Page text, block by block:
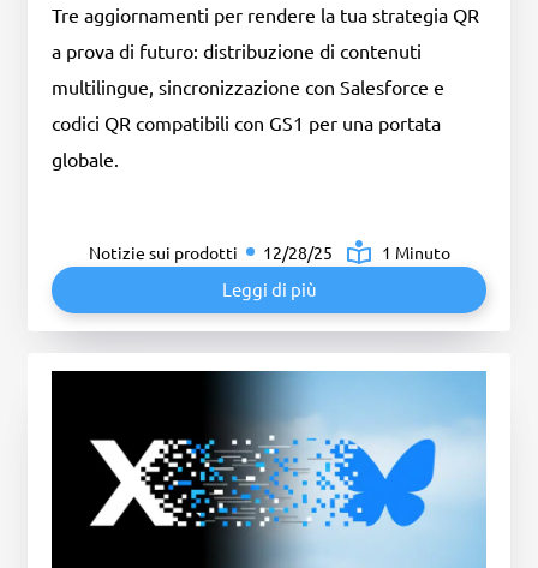
Tre aggiornamenti per rendere la tua strategia QR
a prova di futuro: distribuzione di contenuti
multilingue, sincronizzazione con Salesforce e
codici QR compatibili con GS1 per una portata
globale.
Notizie sui prodotti 12/28/25 1 Minuto
Leggi di più